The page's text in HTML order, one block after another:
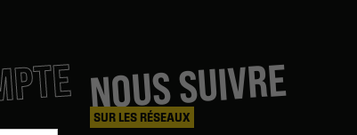
NOUS SUIVRE
SUR LES RÉSEAUX